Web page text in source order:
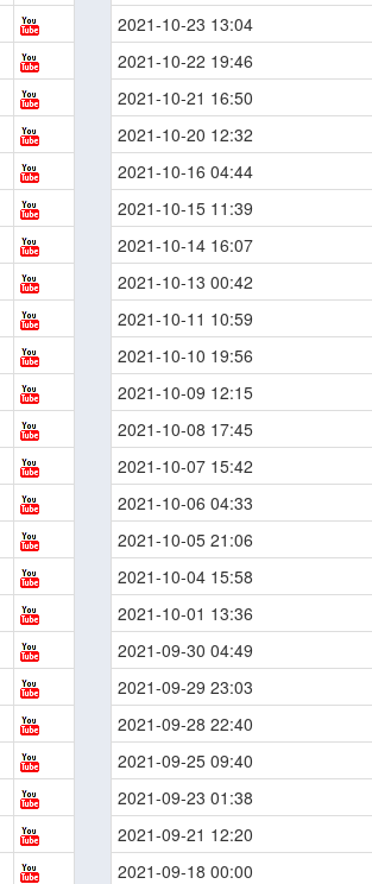
2021-10-23 13:04
2021-10-22 19:46
2021-10-21 16:50
2021-10-20 12:32
2021-10-16 04:44
2021-10-15 11:39
2021-10-14 16:07
2021-10-13 00:42
2021-10-11 10:59
2021-10-10 19:56
2021-10-09 12:15
2021-10-08 17:45
2021-10-07 15:42
2021-10-06 04:33
2021-10-05 21:06
2021-10-04 15:58
2021-10-01 13:36
2021-09-30 04:49
2021-09-29 23:03
2021-09-28 22:40
2021-09-25 09:40
2021-09-23 01:38
2021-09-21 12:20
2021-09-18 00:00